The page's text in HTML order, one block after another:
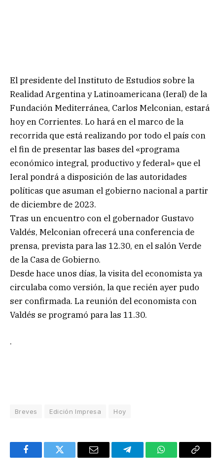
El presidente del Instituto de Estudios sobre la
Realidad Argentina y Latinoamericana (Ieral) de la
Fundación Mediterránea, Carlos Melconian, estará
hoy en Corrientes. Lo hará en el marco de la
recorrida que está realizando por todo el país con
el fin de presentar las bases del «programa
económico integral, productivo y federal» que el
Ieral pondrá a disposición de las autoridades
políticas que asuman el gobierno nacional a partir
de diciembre de 2023.
Tras un encuentro con el gobernador Gustavo
Valdés, Melconian ofrecerá una conferencia de
prensa, prevista para las 12.30, en el salón Verde
de la Casa de Gobierno.
Desde hace unos días, la visita del economista ya
circulaba como versión, la que recién ayer pudo
ser confirmada. La reunión del economista con
Valdés se programó para las 11.30.
.
Breves Edición Impresa Hoy
FacebookTwitter Email TelegramWhatsAppCopy